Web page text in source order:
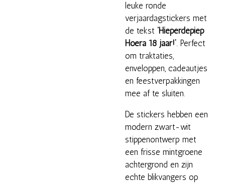
leuke ronde
verjaardagstickers met
de tekst ‘Hieperdepiep
Hoera 18 jaar!’. Perfect
om traktaties,
enveloppen, cadeautjes
en feestverpakkingen
mee af te sluiten.
De stickers hebben een
modern zwart-wit
stippenontwerp met
een frisse mintgroene
achtergrond en zijn
echte blikvangers op